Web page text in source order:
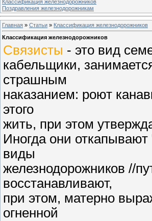
Классификация железнодорожников
Поздравления железнодорожникам
Главная » Статьи » Классификация железнодорожников
Классификация железнодорожников
Связисты - это вид
кабельщики,
страшным
наказанием: роют
этого
жить, при этом
Иногда они
виды
железнодорожников //
восстанавливают,
при этом, матерно
огненной